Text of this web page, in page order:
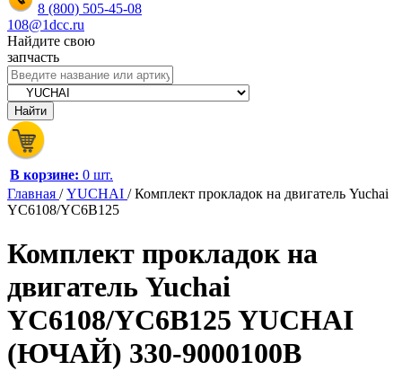
8 (800) 505-45-08
108@1dcc.ru
Найдите свою
запчасть
В корзине: 0 шт.
Главная /YUCHAI /Комплект прокладок на двигатель Yuchai
YC6108/YC6B125
Комплект прокладок на
двигатель Yuchai
YC6108/YC6B125 YUCHAI
(ЮЧАЙ) 330-9000100B